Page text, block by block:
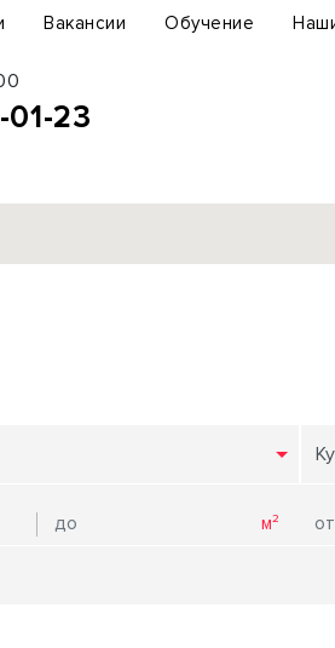
Вакансии Обучение
01-23